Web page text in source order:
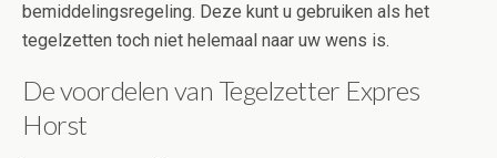
bemiddelingsregeling. Deze kunt u gebruiken als het
tegelzetten toch niet helemaal naar uw wens is.
De voordelen van Tegelzetter Expres
Horst